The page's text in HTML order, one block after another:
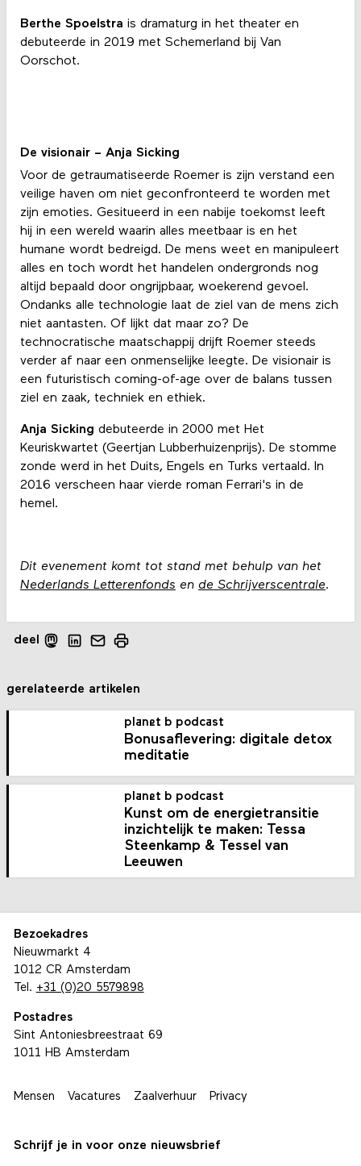
Berthe Spoelstra is dramaturg in het theater en
debuteerde in 2019 met Schemerland bij Van
Oorschot.
De visionair – Anja Sicking
Voor de getraumatiseerde Roemer is zijn verstand een
veilige haven om niet geconfronteerd te worden met
zijn emoties. Gesitueerd in een nabije toekomst leeft
hij in een wereld waarin alles meetbaar is en het
humane wordt bedreigd. De mens weet en manipuleert
alles en toch wordt het handelen ondergronds nog
altijd bepaald door ongrijpbaar, woekerend gevoel.
Ondanks alle technologie laat de ziel van de mens zich
niet aantasten. Of lijkt dat maar zo? De
technocratische maatschappij drijft Roemer steeds
verder af naar een onmenselijke leegte. De visionair is
een futuristisch coming-of-age over de balans tussen
ziel en zaak, techniek en ethiek.
Anja Sicking debuteerde in 2000 met Het
Keuriskwartet (Geertjan Lubberhuizenprijs). De stomme
zonde werd in het Duits, Engels en Turks vertaald. In
2016 verscheen haar vierde roman Ferrari's in de
hemel.
Dit evenement komt tot stand met behulp van het
Nederlands Letterenfonds en de Schrijverscentrale.
deel
gerelateerde artikelen
planet b podcast
Bonusaflevering: digitale detox
meditatie
planet b podcast
Kunst om de energietransitie
inzichtelijk te maken: Tessa
Steenkamp & Tessel van
Leeuwen
Bezoekadres
Nieuwmarkt 4
1012 CR Amsterdam
Tel. +31 (0)20 5579898
Postadres
Sint Antoniesbreestraat 69
1011 HB Amsterdam
Mensen Vacatures Zaalverhuur Privacy
Schrijf je in voor onze nieuwsbrief